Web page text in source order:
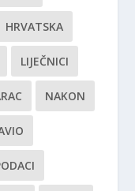
HRVATSKA
LIJEČNICI
NAKON